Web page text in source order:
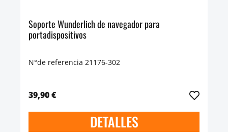
Soporte Wunderlich de navegador para
portadispositivos
N°de referencia 21176-302
39,90 €
DETALLES